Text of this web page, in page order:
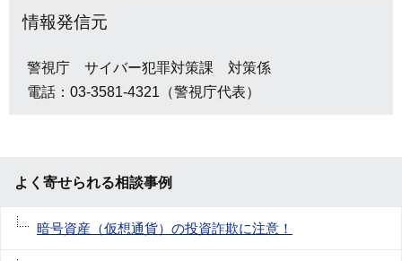
情報発信元
警視庁 サイバー犯罪対策課 対策係
電話：03-3581-4321（警視庁代表）
よく寄せられる相談事例
暗号資産（仮想通貨）の投資詐欺に注意！